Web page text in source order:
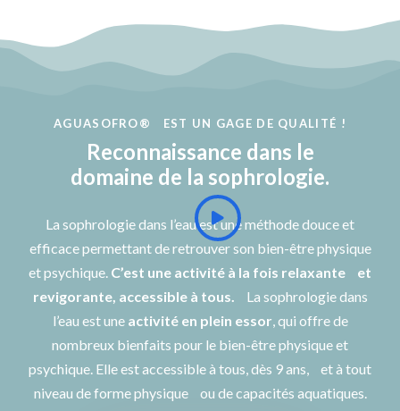
AGUASOFRO® EST UN GAGE DE QUALITÉ !
Reconnaissance dans le
domaine de la sophrologie.
La sophrologie dans l’eau est une méthode douce et
efficace permettant de retrouver son bien-être physique
et psychique. C’est une activité à la fois relaxante et
revigorante, accessible à tous. La sophrologie dans
l’eau est une activité en plein essor, qui offre de
nombreux bienfaits pour le bien-être physique et
psychique. Elle est accessible à tous, dès 9 ans, et à tout
niveau de forme physique ou de capacités aquatiques.